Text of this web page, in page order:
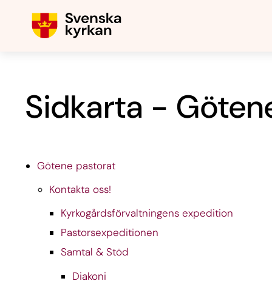
Sidkarta -
Götene pastorat
Kontakta oss!
Kyrkogårdsförvaltningens expedition
Pastorsexpeditionen
Samtal & Stöd
Diakoni